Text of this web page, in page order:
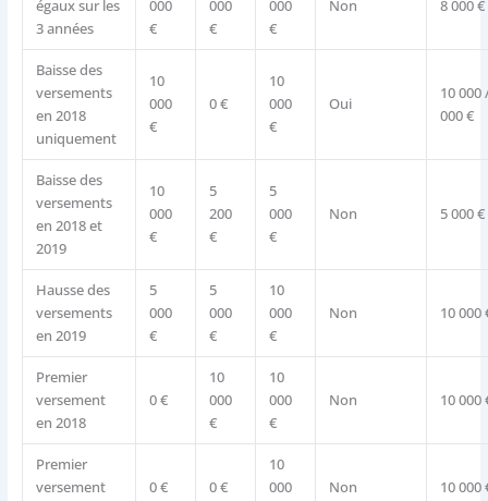
égaux sur les
3 années
000
€
000
€
000
€
Non 8 000 €
Baisse des
versements
en 2018
uniquement
10
000
€
0 €
10
000
€
Oui
10 000
000 €
Baisse des
versements
en 2018 et
2019
10
000
€
5
200
€
5
000
€
Non 5 000 €
Hausse des
versements
en 2019
5
000
€
5
000
€
10
000
€
Non 10 000
Premier
versement
en 2018
0 €
10
000
€
10
000
€
Non 10 000
Premier
versement
0 € 0 €
10
000
Non 10 000